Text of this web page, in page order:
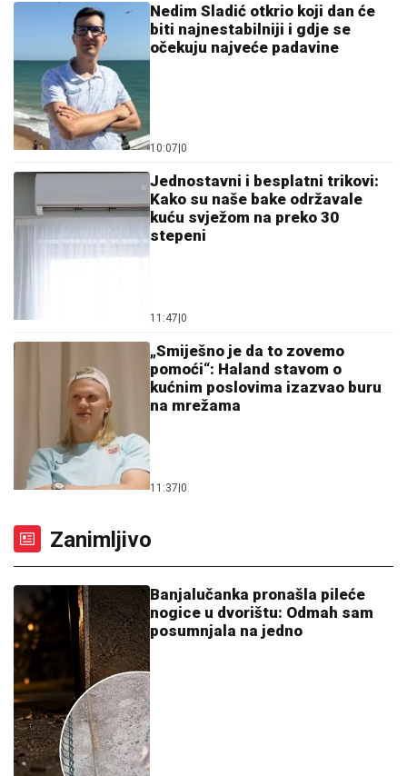
Nedim Sladić otkrio koji dan će
biti najnestabilniji i gdje se
očekuju najveće padavine
10:07|0
Jednostavni i besplatni trikovi:
Kako su naše bake održavale
kuću svježom na preko 30
stepeni
11:47|0
„Smiješno je da to zovemo
pomoći“: Haland stavom o
kućnim poslovima izazvao buru
na mrežama
11:37|0
Zanimljivo
Banjalučanka pronašla pileće
nogice u dvorištu: Odmah sam
posumnjala na jedno